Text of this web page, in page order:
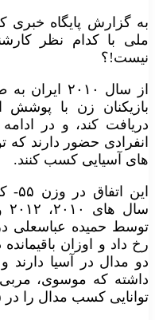
به گزارش پایگاه خبری
ملی با کدام نظر
نیست!؟
از سال
بازیکنان زن با پوشش
دریافت کند، و در ادامه
های آسیایی کسب کنند.
این
رخ داد و اوزان
دو مدال در آسیا
داشته که موسوی،
توانایی کسب مدال را در ۵۵- کیلوگرم نداریم…!!!